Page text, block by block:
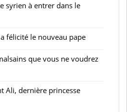
syrien à entrer dans le
félicité le nouveau pape
que vous ne voudrez
Ali, dernière princesse